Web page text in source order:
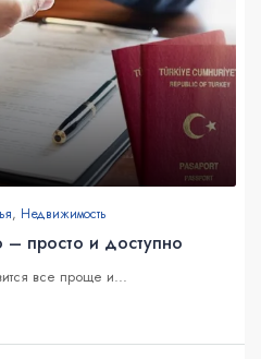
, Недвижимость
– просто и доступно
все проще и...